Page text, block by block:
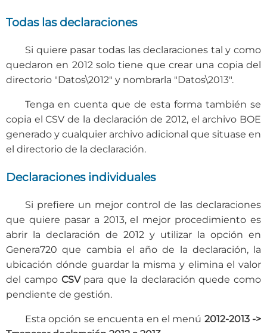
Todas las declaraciones
Si quiere pasar todas las declaraciones tal y como
quedaron en 2012 solo tiene que crear una copia del
directorio "Datos\2012" y nombrarla "Datos\2013".
Tenga en cuenta que de esta forma también se
copia el CSV de la declaración de 2012, el archivo BOE
generado y cualquier archivo adicional que situase en
el directorio de la declaración.
Declaraciones individuales
Si prefiere un mejor control de las declaraciones
que quiere pasar a 2013, el mejor procedimiento es
abrir la declaración de 2012 y utilizar la opción en
Genera720 que cambia el año de la declaración, la
ubicación dónde guardar la misma y elimina el valor
del campo CSVpara que la declaración quede como
pendiente de gestión.
Esta opción se encuenta en el menú 2012-2013 ->